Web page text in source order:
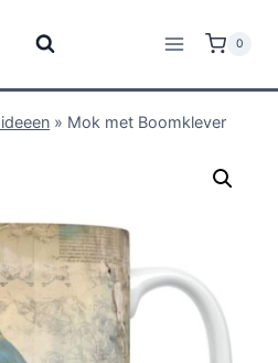
0
» Mok met Boomklever